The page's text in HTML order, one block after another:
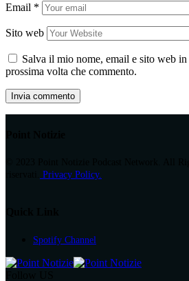
Email *
Sito web
Salva il mio nome, email e sito web
prossima volta che commento.
Privacy Policy.
Spotify Channel